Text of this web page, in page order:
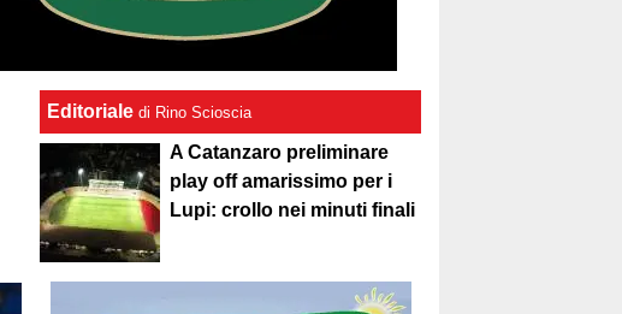
Editoriale di Rino Scioscia
A Catanzaro preliminare
play off amarissimo per i
Lupi: crollo nei minuti finali